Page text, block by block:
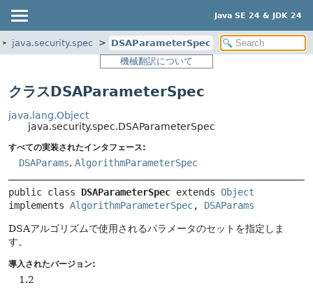
Java SE 24 & JDK 24
java.security.spec
DSAParameterSpec
機械翻訳について
クラスDSAParameterSpec
java.lang.Object
java.security.spec.DSAParameterSpec
すべての実装されたインタフェース:
DSAParams, AlgorithmParameterSpec
public class DSAParameterSpec extends Object
implements AlgorithmParameterSpec, DSAParams
DSAアルゴリズムで使用されるパラメータのセットを指定しま
す。
導入されたバージョン:
1.2